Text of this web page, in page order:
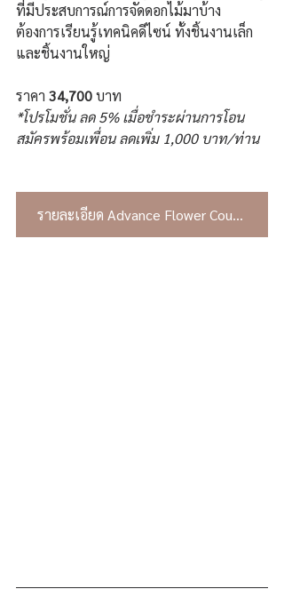
ที่มีประสบการณ์การจัดดอกไม้มาบ้าง
ต้องการเรียนรู้เทคนิคดีไซน์ ทั้งชิ้นงานเล็ก
และชิ้นงานใหญ่
ราคา 34,700 บาท
*โปรโมชั่น ลด 5% เมื่อชำระผ่านการโอน
สมัครพร้อมเพื่อน ลดเพิ่ม 1,000 บาท/ท่าน
รายละเอียด Advance Flower Course